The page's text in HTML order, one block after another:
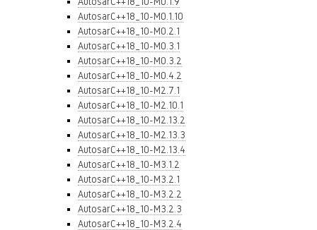
AutosarC++18_10-M0.1.10
AutosarC++18_10-M0.2.1
AutosarC++18_10-M0.3.1
AutosarC++18_10-M0.3.2
AutosarC++18_10-M0.4.2
AutosarC++18_10-M2.7.1
AutosarC++18_10-M2.10.1
AutosarC++18_10-M2.13.2
AutosarC++18_10-M2.13.3
AutosarC++18_10-M2.13.4
AutosarC++18_10-M3.1.2
AutosarC++18_10-M3.2.1
AutosarC++18_10-M3.2.2
AutosarC++18_10-M3.2.3
AutosarC++18_10-M3.2.4